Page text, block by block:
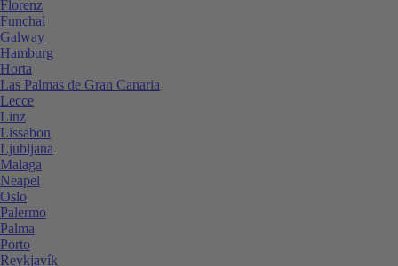
Florenz
Funchal
Galway
Hamburg
Horta
Las Palmas de Gran Canaria
Lecce
Linz
Lissabon
Ljubljana
Malaga
Neapel
Oslo
Palermo
Palma
Porto
Reykjavík